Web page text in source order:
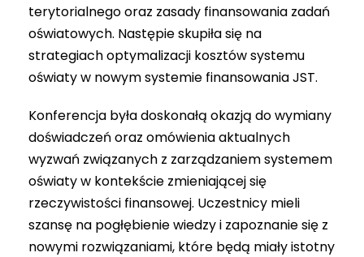
terytorialnego oraz zasady finansowania zadań
oświatowych. Następie skupiła się na
strategiach optymalizacji kosztów systemu
oświaty w nowym systemie finansowania JST.
Konferencja była doskonałą okazją do wymiany
doświadczeń oraz omówienia aktualnych
wyzwań związanych z zarządzaniem systemem
oświaty w kontekście zmieniającej się
rzeczywistości finansowej. Uczestnicy mieli
szansę na pogłębienie wiedzy i zapoznanie się z
nowymi rozwiązaniami, które będą miały istotny